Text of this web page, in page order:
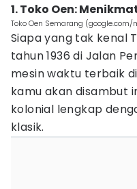
1. Toko Oen:
Toko Oen Semarang
Siapa yang tak kenal
tahun 1936 di Jalan
mesin waktu terbaik
kamu akan disambut
kolonial lengkap
klasik.